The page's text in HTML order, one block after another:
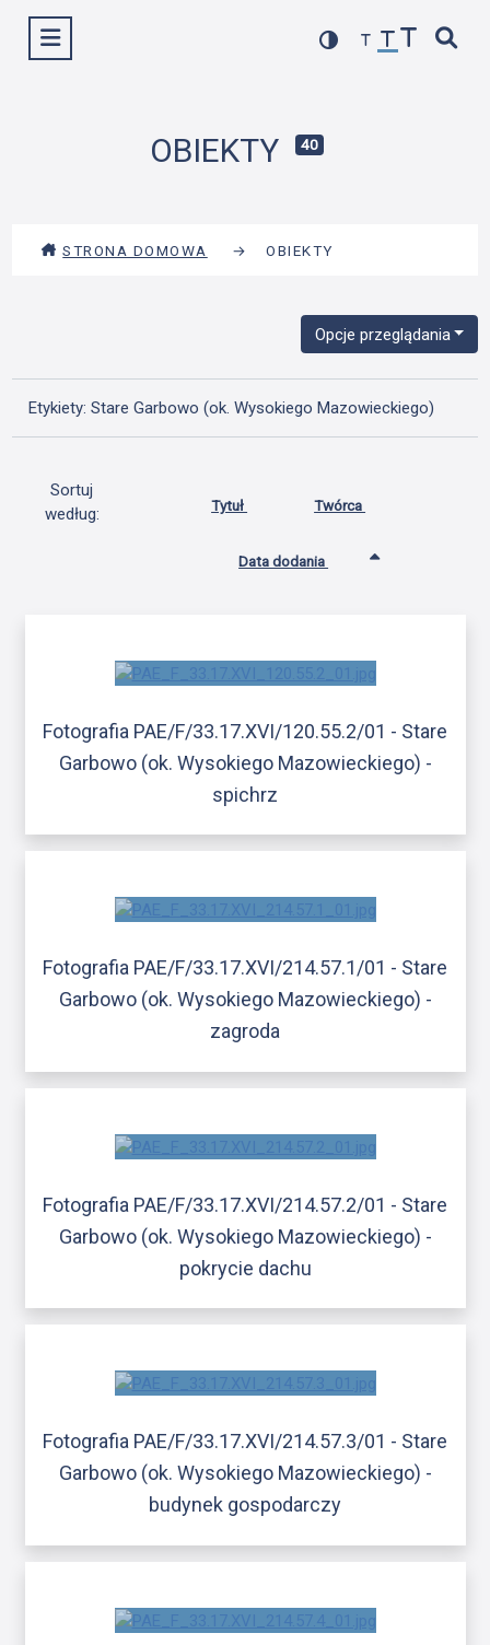
Wyświetl menu
OBIEKTY 40
STRONA DOMOWA → OBIEKTY
Opcje przeglądania
Etykiety: Stare Garbowo (ok. Wysokiego Mazowieckiego)
Sortuj
według:
Tytuł Twórca
Data dodania
Fotografia PAE/F/33.17.XVI/120.55.2/01 - Stare
Garbowo (ok. Wysokiego Mazowieckiego) -
spichrz
Fotografia PAE/F/33.17.XVI/214.57.1/01 - Stare
Garbowo (ok. Wysokiego Mazowieckiego) -
zagroda
Fotografia PAE/F/33.17.XVI/214.57.2/01 - Stare
Garbowo (ok. Wysokiego Mazowieckiego) -
pokrycie dachu
Fotografia PAE/F/33.17.XVI/214.57.3/01 - Stare
Garbowo (ok. Wysokiego Mazowieckiego) -
budynek gospodarczy